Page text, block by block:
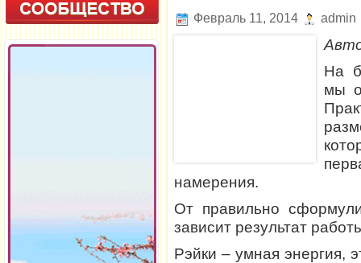
Февраль 11, 2014 admin
На
мы
намерения.
От правильно
зависит результат
Рэйки – умная энергия,